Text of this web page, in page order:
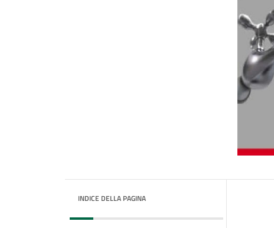
INDICE DELLA PAGINA